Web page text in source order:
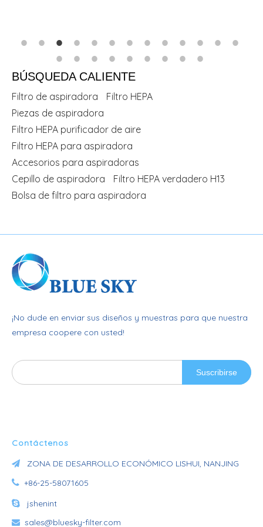
BÚSQUEDA CALIENTE
Filtro de aspiradora
Filtro HEPA
Piezas de aspiradora
Filtro HEPA purificador de aire
Filtro HEPA para aspiradora
Accesorios para aspiradoras
Cepillo de aspiradora
Filtro HEPA verdadero H13
Bolsa de filtro para aspiradora
¡No dude en enviar sus diseños y muestras para que nuestra
empresa coopere con usted!
Suscribirse
Contáctenos
 ZONA DE DESARROLLO ECONÓMICO LISHUI, NANJING
 +86-25-58071605
 jshenint
 sales@bluesky-filter.com